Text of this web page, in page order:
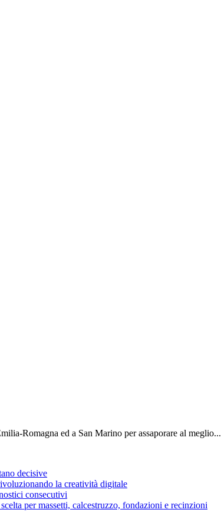
Romagna ed a San Marino per assaporare al meglio...
decisive
la creatività digitale
consecutivi
per massetti, calcestruzzo, fondazioni e recinzioni